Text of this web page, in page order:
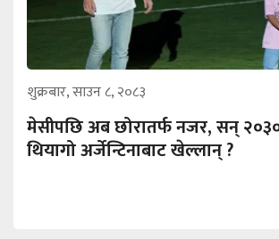
शुक्रबार, साउन ८, २०८३
मेसीपछि अब छोरातर्फ नजर, सन्
थियागो अर्जेन्टिनाबाट खेल्लान् ?